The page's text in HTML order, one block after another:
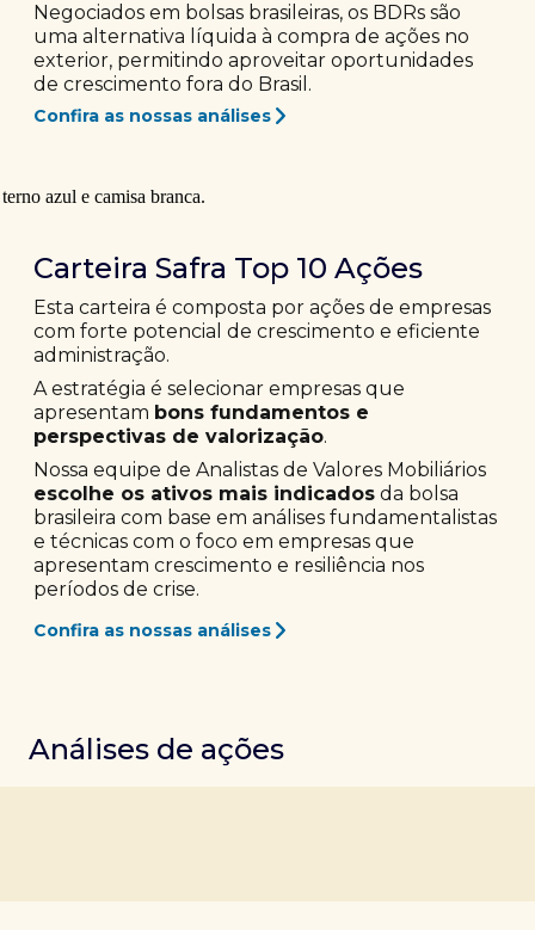
Negociados em bolsas brasileiras, os BDRs são
uma alternativa líquida à compra de ações no
exterior, permitindo aproveitar oportunidades
de crescimento fora do Brasil.
Confira as nossas análises
Carteira Safra Top 10 Ações
Esta carteira é composta por ações de empresas
com forte potencial de crescimento e eficiente
administração.
A estratégia é selecionar empresas que
apresentam bons fundamentos e
perspectivas de valorização.
Nossa equipe de Analistas de Valores Mobiliários
escolhe os ativos mais indicados da bolsa
brasileira com base em análises fundamentalistas
e técnicas com o foco em empresas que
apresentam crescimento e resiliência nos
períodos de crise.
Confira as nossas análises
Análises de ações